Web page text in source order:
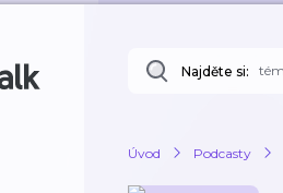
Najděte si:
Úvod Podcasty